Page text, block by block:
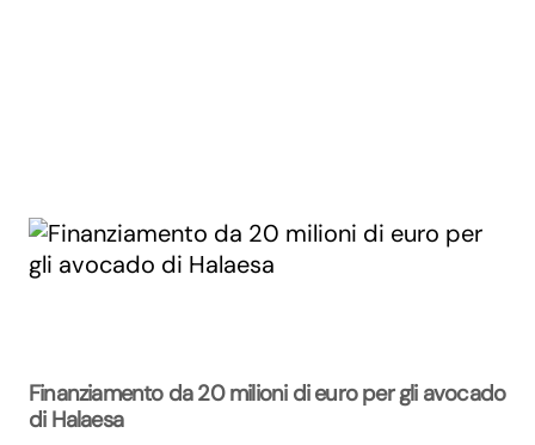
Finanziamento da 20 milioni di euro per gli avocado
di Halaesa